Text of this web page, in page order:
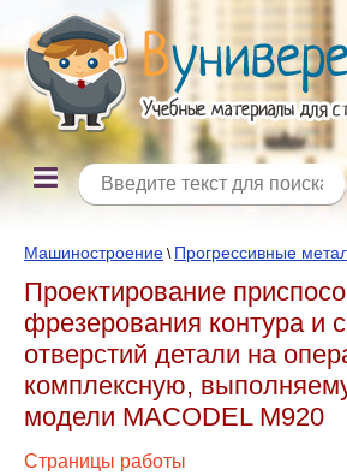
Машиностроение \ Прогрессивные
Проектирование
фрезерования контура и
отверстий детали на
комплексную,
модели MACODEL M920
Страницы работы